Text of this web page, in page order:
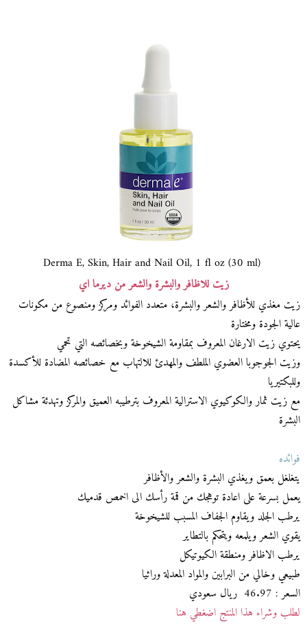
زيت للاظافر والبشرة والشعر من ديرما اي
زيت مغذي للأظافر والشعر والبشرة، متعدد الفوائد ومركز ومنصوع من مكونات
عالية الجودة ومختارة
يحتوي زيت الارغان المعروف بمقاومة الشيخوخة وبخصائصه التي تحمي
وزيت الجوجوبا العضوي الملطف والمهدئ للالتهاب مع خصائصه المضادة للأكسدة
وللبكتيريا
مع زيت ثمار والكوكيوي الاسترالية المعروف بترطيبه العميق والمركز وتهدئة مشاكل
البشرة
فوائده
يتغلغل بعمق ويغذي البشرة والشعر والأظافر
يعمل بسرعة على اعادة توهجك من قمة رأسك الى اخمص قدميك
يرطب الجلد ويقاوم الجفاف المسبب للشيخوخة
يقوي الشعر ويلمعه ويتحكم بالتطاير
يرطب الاظافر ومنطقة الكيوتيكل
طبيعي وخالي من البرابين والمواد المعدلة وراثيا
السعر : 46.97 ريال سعودي
لطلب وشراء هذا المنتج اضغطي هنا